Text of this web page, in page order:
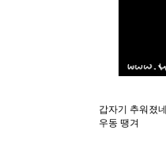
갑자기 추워졌네
우동 땡겨